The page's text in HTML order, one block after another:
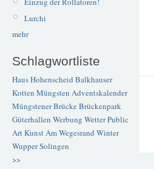
Lurchi
mehr
Schlagwortliste
Haus Hohenscheid Balkhauser
Kotten Müngsten Adventskalender
Müngstener BrückeBrückenpark
Güterhallen Werbung WetterPublic
ArtKunstAm Wegesrand Winter
WupperSolingen
>>